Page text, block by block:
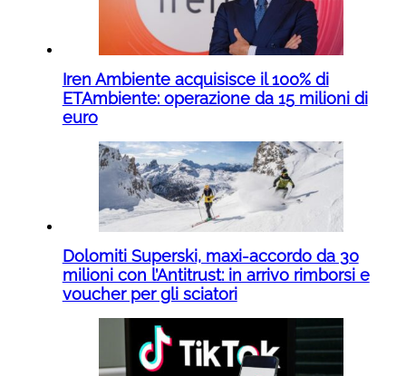
Iren Ambiente acquisisce il 100% di
ETAmbiente: operazione da 15 milioni di
euro
Dolomiti Superski, maxi-accordo da 30
milioni con l’Antitrust: in arrivo rimborsi e
voucher per gli sciatori